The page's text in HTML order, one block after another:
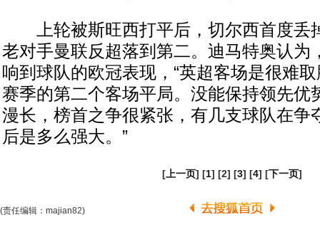
上轮被斯旺西打平后，切尔西首度丢
老对手曼联反超落到第二。迪马特奥认为
响到球队的欧冠表现，“英超客场是很难
赛季的第二个客场平局。没能保持领先优
漫长，榜首之争很紧张，有几支球队在争
后是多么强大。”
[ 上一页] [1] [2] [3] [4] [下一页]
(责任编辑：majian82)